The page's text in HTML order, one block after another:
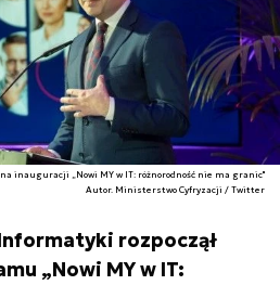
inauguracji „Nowi MY w IT: różnorodność nie ma granic"
Autor. Ministerstwo Cyfryzacji / Twitter
rozpoczął
„Nowi MY w IT: